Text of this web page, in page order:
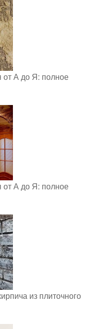
от А до Я: полное
от А до Я: полное
из плиточного